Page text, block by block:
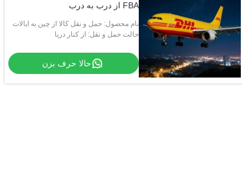
FBA از درب به درب
نام محصول: حمل و نقل کالا از چین به ایالات
متحده آمریکا
حالت حمل و نقل: از کنار دریا
حالا حرف بزن